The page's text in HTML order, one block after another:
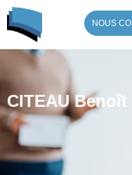
NOUS
CITEAU Benoît